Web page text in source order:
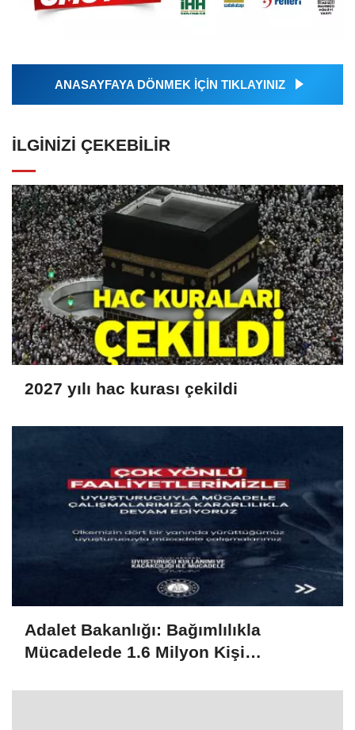
ANASAYFAYA DÖNMEK İÇİN TIKLAYINIZ
İLGINIZI ÇEKEBILIR
2027 yılı hac kurası çekildi
Adalet Bakanlığı: Bağımlılıkla
Mücadelede 1.6 Milyon Kişi